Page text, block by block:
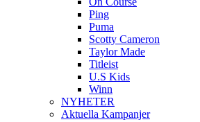
Ping
Puma
Scotty Cameron
Taylor Made
Titleist
U.S Kids
Winn
NYHETER
Aktuella Kampanjer